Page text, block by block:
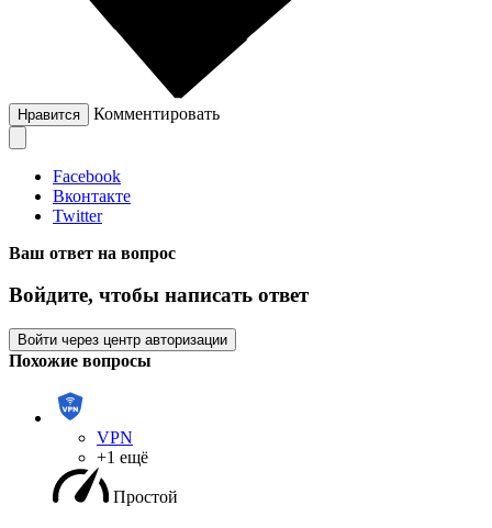
Нравится Комментировать
Facebook
Вконтакте
Twitter
Ваш ответ на вопрос
Войдите, чтобы написать ответ
Войти через центр авторизации
Похожие вопросы
VPN
+1 ещё
Простой